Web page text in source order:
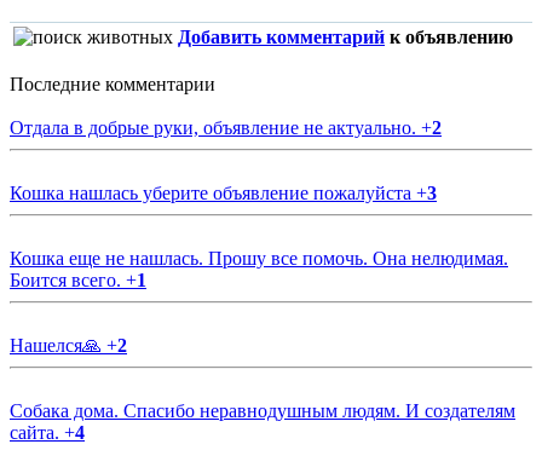
Добавить комментарий к объявлению
Последние комментарии
Отдала в добрые руки, объявление не актуально. +2
Кошка нашлась уберите объявление пожалуйста +3
Кошка еще не нашлась. Прошу все помочь. Она нелюдимая.
Боится всего. +1
Нашелся🙏 +2
Собака дома. Спасибо неравнодушным людям. И создателям
сайта. +4